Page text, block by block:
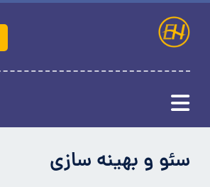
سئو و بهینه سازی